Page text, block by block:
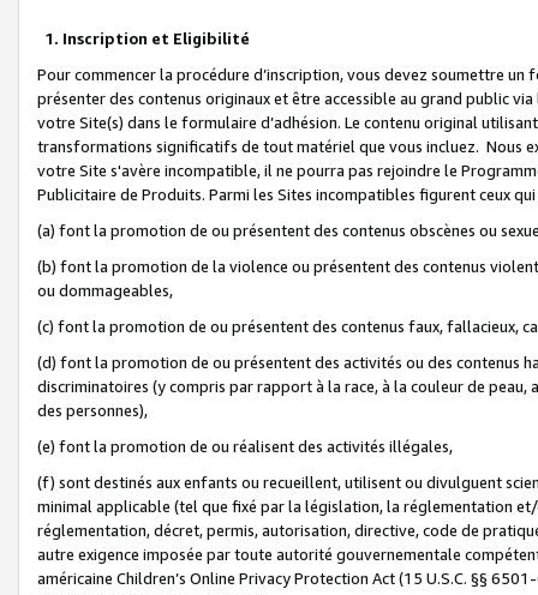
1. Inscription et Eligibilité
Pour commencer la procédure d’inscription, vous devez soumettre
présenter des contenus originaux et être accessible au grand public
votre Site(s) dans le formulaire d’adhésion. Le contenu original
transformations significatifs de tout matériel que vous incluez. Nous
votre Site s'avère incompatible, il ne pourra pas rejoindre le
Publicitaire de Produits. Parmi les Sites incompatibles figurent ceux
(a) font la promotion de ou présentent des contenus obscènes ou
(b) font la promotion de la violence ou présentent des contenus
ou dommageables,
(c) font la promotion de ou présentent des contenus faux, fallacieux,
(d) font la promotion de ou présentent des activités ou des contenus
discriminatoires (y compris par rapport à la race, à la couleur de
des personnes),
(e) font la promotion de ou réalisent des activités illégales,
(f) sont destinés aux enfants ou recueillent, utilisent ou divulguent
minimal applicable (tel que fixé par la législation, la réglementation
réglementation, décret, permis, autorisation, directive, code de
autre exigence imposée par toute autorité gouvernementale
américaine Children’s Online Privacy Protection Act (15 U.S.C. §§